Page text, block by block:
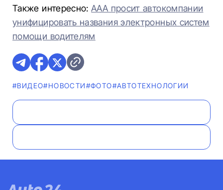
Также интересно:ААА просит автокомпании
унифицировать названия электронных систем
помощи водителям
#ВИДЕО#НОВОСТИ#ФОТО#АВТОТЕХНОЛОГИИ